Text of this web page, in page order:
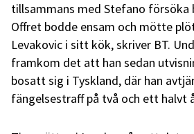
tillsammans med Stefano försöka
Offret bodde ensam och mötte
Levakovic i sitt kök, skriver BT.
framkom det att han sedan
bosatt sig i Tyskland, där han
fängelsestraff på två och ett halvt